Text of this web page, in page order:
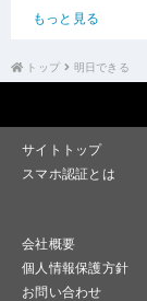
もっと見る
トップ 明日できる
サイトトップ
スマホ認証とは
会社概要
個人情報保護方針
お問い合わせ